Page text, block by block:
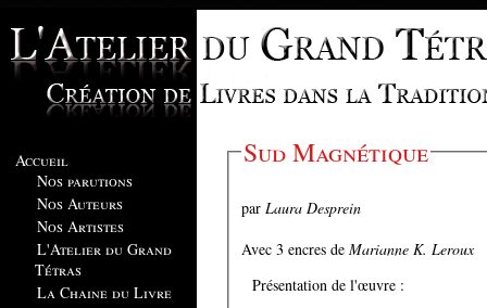
Accueil
Nos parutions
Nos Auteurs
Nos Artistes
L'Atelier du Grand
Tétras
La Chaine du Livre
Sud Magnétique
par Laura Desprein
Avec 3 encres de Marianne K. Leroux
Présentation de l'œuvre :